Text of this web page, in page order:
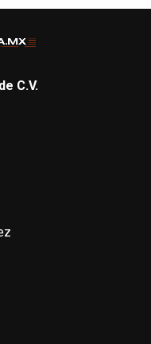
C.V.